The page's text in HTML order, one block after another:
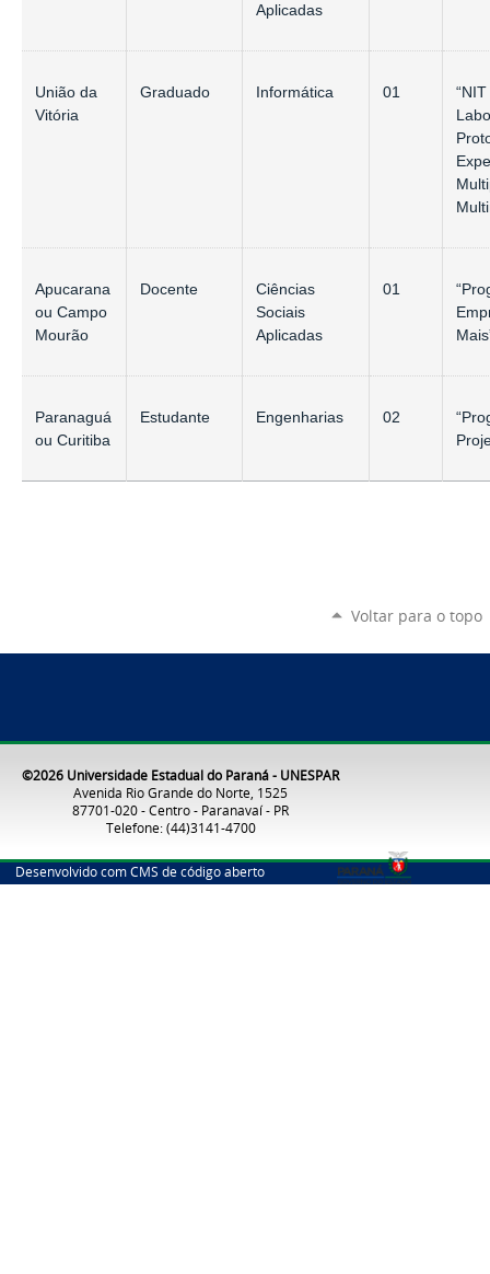
Aplicadas
União da
Vitória
Graduado Informática 01
Apucarana
ou Campo
Mourão
Docente
Ciências
Sociais
Aplicadas
01
Paranaguá
ou Curitiba
Estudante Engenharias 02
Voltar para o topo
©2026 Universidade Estadual do Paraná - UNESPAR
Avenida Rio Grande do Norte, 1525
87701-020 - Centro - Paranavaí - PR
Telefone: (44)3141-4700
Desenvolvido com CMS de código aberto